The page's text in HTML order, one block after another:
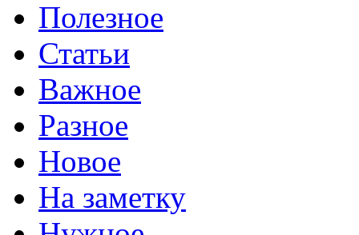
Полезное
Статьи
Важное
Разное
Новое
На заметку